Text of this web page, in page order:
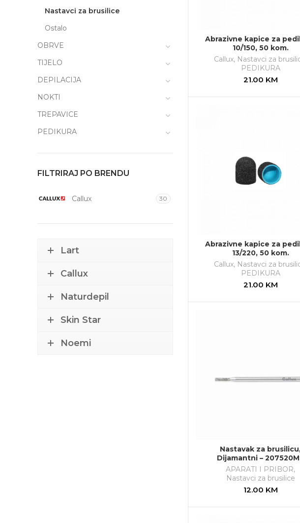
Abrazivne kapice za
10/150, 50 kom.
Callux, Nastavci za
PEDIKURA
21.00 KM
Abrazivne kapice za
13/220, 50 kom.
Callux, Nastavci za
PEDIKURA
21.00 KM
Nastavak za
Dijamantni –
APARATI I PRIBOR,
Nastavci za brusilice
12.00 KM
Nastavci za brusilice
Ostalo
OBRVE
TIJELO
DEPILACIJA
NOKTI
TREPAVICE
PEDIKURA
FILTRIRAJ PO BRENDU
Callux 30
Lart
Callux
Naturdepil
Skin Star
Noemi